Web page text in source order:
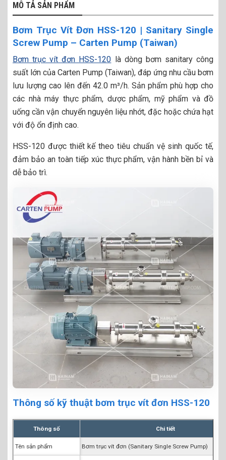
MÔ TẢ SẢN PHẨM
Bơm Trục Vít Đơn HSS-120 | Sanitary Single
Screw Pump – Carten Pump (Taiwan)
Bơm trục vít đơn HSS-120 là dòng bơm sanitary công
suất lớn của Carten Pump (Taiwan), đáp ứng nhu cầu bơm
lưu lượng cao lên đến 42.0 m³/h. Sản phẩm phù hợp cho
các nhà máy thực phẩm, dược phẩm, mỹ phẩm và đồ
uống cần vận chuyển nguyên liệu nhớt, đặc hoặc chứa hạt
với độ ổn định cao.
HSS-120 được thiết kế theo tiêu chuẩn vệ sinh quốc tế,
đảm bảo an toàn tiếp xúc thực phẩm, vận hành bền bỉ và
dễ bảo trì.
Thông số kỹ thuật bơm trục vít đơn HSS-120
Thông số Chi tiết
Tên sản phẩm Bơm trục vít đơn (Sanitary Single Screw Pump)